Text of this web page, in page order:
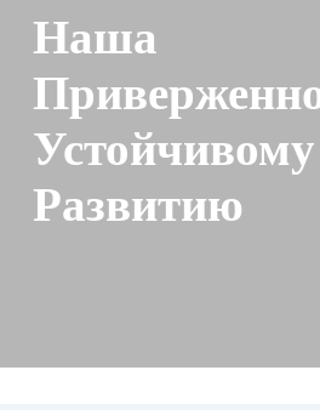
Наша
Устойчивому
Развитию